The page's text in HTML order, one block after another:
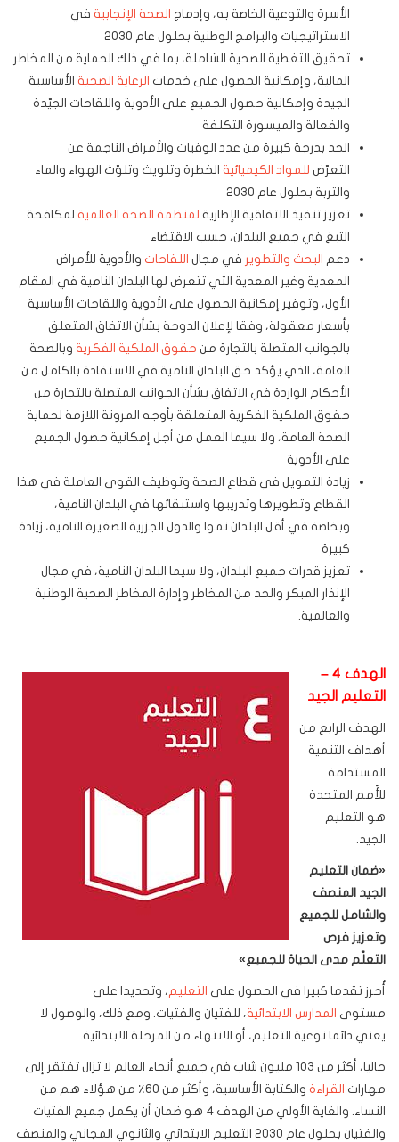
الأسرة والتوعية الخاصة به، وإدماج الصحة الإنجابية في
الاستراتيجيات والبرامج الوطنية بحلول عام 2030
تحقيق التغطية الصحية الشاملة، بما في ذلك الحماية من المخاطر
المالية، وإمكانية الحصول على خدمات الرعاية الصحية الأساسية
الجيدة وإمكانية حصول الجميع على الأدوية واللقاحات الجيّدة
والفعالة والميسورة التكلفة
الحد بدرجة كبيرة من عدد الوفيات والأمراض الناجمة عن
التعرّض للمواد الكيميائية الخطرة وتلويث وتلوّث الهواء والماء
والتربة بحلول عام 2030
تعزيز تنفيذ الاتفاقية الإطارية لمنظمة الصحة العالمية لمكافحة
التبغ في جميع البلدان، حسب الاقتضاء
دعم البحث والتطوير في مجال اللقاحات والأدوية للأمراض
المعدية وغير المعدية التي تتعرض لها البلدان النامية في المقام
الأول، وتوفير إمكانية الحصول على الأدوية واللقاحات الأساسية
بأسعار معقولة، وفقا لإعلان الدوحة بشأن الاتفاق المتعلق
بالجوانب المتصلة بالتجارة من حقوق الملكية الفكرية وبالصحة
العامة، الذي يؤكد حق البلدان النامية في الاستفادة بالكامل من
الأحكام الواردة في الاتفاق بشأن الجوانب المتصلة بالتجارة من
حقوق الملكية الفكرية المتعلقة بأوجه المرونة اللازمة لحماية
الصحة العامة، ولا سيما العمل من أجل إمكانية حصول الجميع
على الأدوية
زيادة التمويل في قطاع الصحة وتوظيف القوى العاملة في هذا
القطاع وتطويرها وتدريبها واستبقائها في البلدان النامية،
وبخاصة في أقل البلدان نموا والدول الجزرية الصغيرة النامية، زيادة
كبيرة
تعزيز قدرات جميع البلدان، ولا سيما البلدان النامية، في مجال
الإنذار المبكر والحد من المخاطر وإدارة المخاطر الصحية الوطنية
والعالمية.
الهدف 4 –
التعليم الجيد
الهدف الرابع من
أهداف التنمية
المستدامة
للأُمم المتحدة
هو التعليم
الجيد.
«ضمان التعليم
الجيد المنصف
والشامل للجميع
وتعزيز فرص
التعلّم مدى الحياة للجميع»
أُحرز تقدما كبيرا في الحصول على التعليم، وتحديدا على
مستوى المدارس الابتدائية، للفتيان والفتيات. ومع ذلك، والوصول لا
يعني دائما نوعية التعليم، أو الانتهاء من المرحلة الابتدائية.
حاليا، أكثر من 103 مليون شاب في جميع أنحاء العالم لا تزال تفتقر إلى
مهارات القراءة
والكتابة الأساسية، وأكثر من 60٪ من هؤلاء هم من
النساء. والغاية الأولي من الهدف 4 هو ضمان أن يكمل جميع الفتيات
والفتيان بحلول عام 2030 التعليم الابتدائي والثانوي المجاني والمنصف